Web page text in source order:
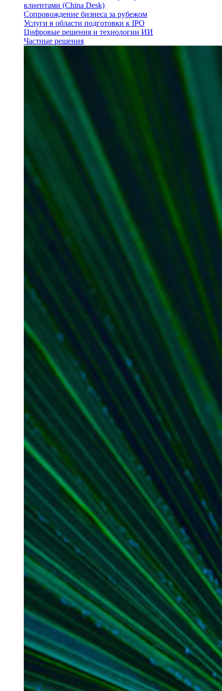
клиентами (China Desk)
Сопровождение бизнеса за рубежом
Услуги в области подготовки к IPO
Цифровые решения и технологии ИИ
Частные решения